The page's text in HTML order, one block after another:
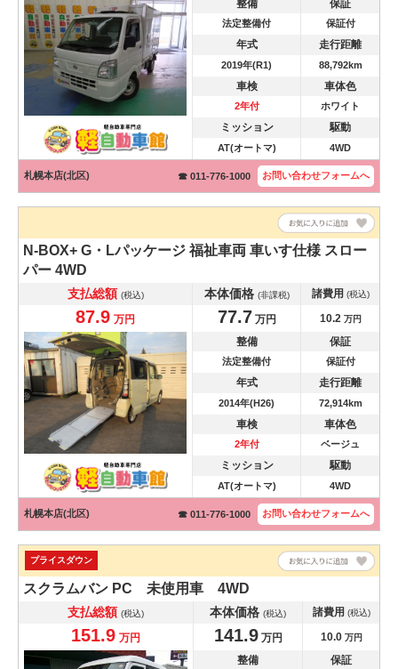
整備 保証
法定整備付 保証付
年式 走行距離
2019年(R1) 88,792km
車検 車体色
2年付 ホワイト
ミッション 駆動
AT(オートマ) 4WD
札幌本店(北区) ☎ 011-776-1000 お問い合わせフォームへ
N-BOX+ G・Lパッケージ 福祉車両 車いす仕様 スロー
パー 4WD
支払総額 (税込) 本体価格 (非課税) 諸費用 (税込)
87.9 万円 77.7 万円 10.2 万円
整備 保証
法定整備付 保証付
年式 走行距離
2014年(H26) 72,914km
車検 車体色
2年付 ベージュ
ミッション 駆動
AT(オートマ) 4WD
札幌本店(北区) ☎ 011-776-1000 お問い合わせフォームへ
プライスダウン
スクラムバン PC 未使用車 4WD
支払総額 (税込) 本体価格 (税込) 諸費用 (税込)
151.9 万円 141.9万円 10.0万円
整備 保証